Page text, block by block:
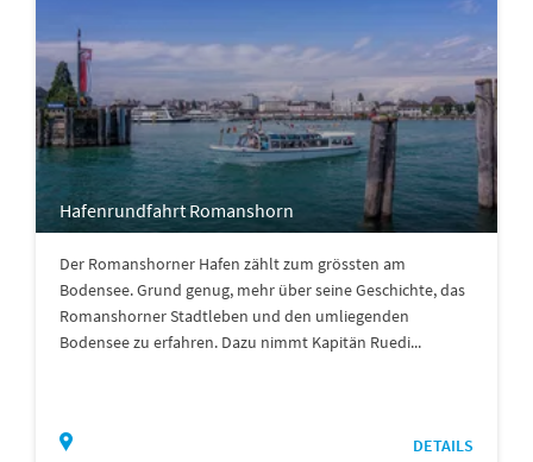
Hafenrundfahrt Romanshorn
Der Romanshorner Hafen zählt zum grössten am
Bodensee. Grund genug, mehr über seine Geschichte, das
Romanshorner Stadtleben und den umliegenden
Bodensee zu erfahren. Dazu nimmt Kapitän Ruedi...
DETAILS